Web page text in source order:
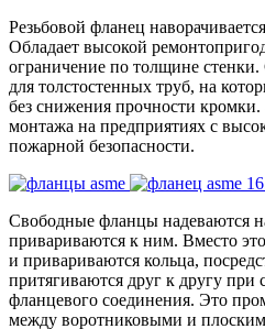
Резьбовой фланец
Обладает высокой
ограничение по толщине
для толстостенных труб, на
без снижения прочности
монтажа на предприятиях с
пожарной безопасности.
Свободные фланцы надеваются
привариваются к ним. Вместо
и привариваются кольца,
притягиваются друг к другу при
фланцевого соединения. Это
между воротниковыми и